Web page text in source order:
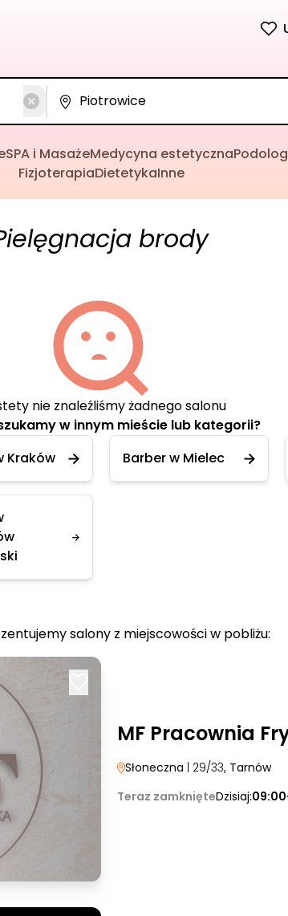
SPA i MasażeMedycyna estetyczna
FizjoterapiaDietetykaInne
brody
nie znaleźliśmy żadnego salonu
w innym mieście lub kategorii?
Kraków Barber w Mielec
salony z miejscowości w pobliżu:
MF Pracownia
Słoneczna | 29/33, Tarnów
Teraz zamknięteDzisiaj: